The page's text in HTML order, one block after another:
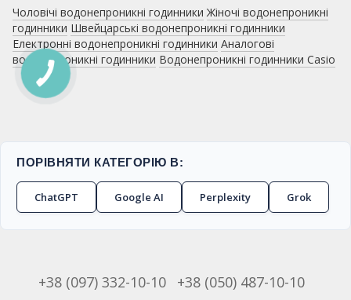
Чоловічі водонепроникні годинники Жіночі водонепроникні
годинники Швейцарські водонепроникні годинники
Електронні водонепроникні годинники Аналогові
водонепроникні годинники Водонепроникні годинники Casio
ПОРІВНЯТИ КАТЕГОРІЮ В:
ChatGPT Google AI Perplexity Grok
+38 (097) 332-10-10 +38 (050) 487-10-10